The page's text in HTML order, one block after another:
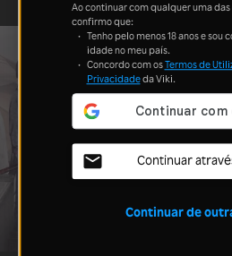
Ao continuar com qualquer uma
confirmo que:
Tenho pelo menos 18 anos e sou
idade no meu país.
Concordo com osTermos de
Privacidadeda Viki.
Continuar
Continuar de